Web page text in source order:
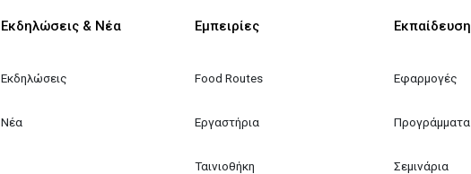
Κεντρική πλοήγηση
Εκδηλώσεις & Νέα
Εκδηλώσεις
Νέα
Εμπειρίες
Food Routes
Εργαστήρια
Ταινιοθήκη
Εκπαίδευση
Εφαρμογές
Προγράμματα
Σεμινάρια